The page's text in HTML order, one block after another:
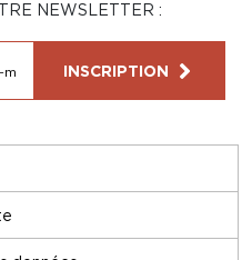
NEWSLETTER :
INSCRIPTION